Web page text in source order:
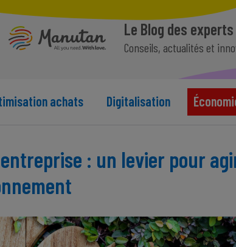
Le Blog des
Conseils, actualités et
achats Digitalisation
: un levier pour